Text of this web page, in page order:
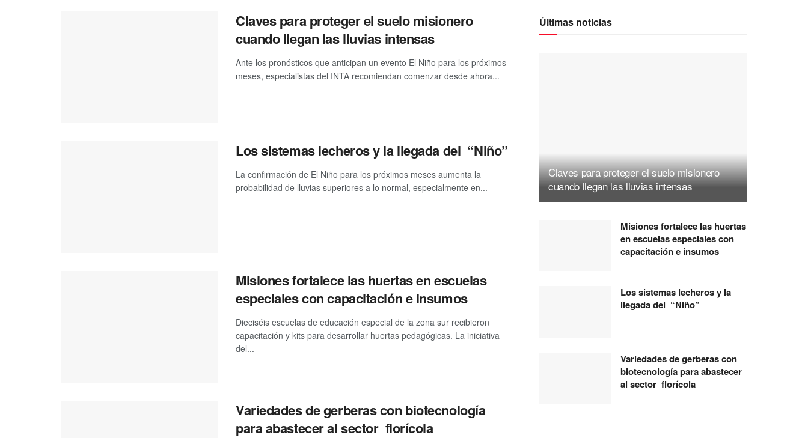
Claves para proteger el suelo misionero
cuando llegan las lluvias intensas
Ante los pronósticos que anticipan un evento El Niño para los próximos
meses, especialistas del INTA recomiendan comenzar desde ahora...
Los sistemas lecheros y la llegada del “Niño”
La confirmación de El Niño para los próximos meses aumenta la
probabilidad de lluvias superiores a lo normal, especialmente en...
Misiones fortalece las huertas en escuelas
especiales con capacitación e insumos
Dieciséis escuelas de educación especial de la zona sur recibieron
capacitación y kits para desarrollar huertas pedagógicas. La iniciativa
del...
Variedades de gerberas con biotecnología
para abastecer al sector florícola
Últimas noticias
Claves para proteger el suelo misionero
cuando llegan las lluvias intensas
Misiones fortalece las huertas
en escuelas especiales con
capacitación e insumos
Los sistemas lecheros y la
llegada del “Niño”
Variedades de gerberas con
biotecnología para abastecer
al sector florícola